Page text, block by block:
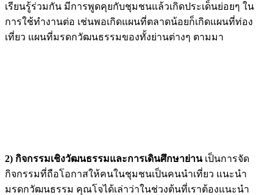
เรียนรู้ร่วมกัน มีการพูดคุยกับชุมชนแล้วเกิดประเด็นย่อยๆ ใน
การใช้ทำงานต่อ เช่นพอเกิดแผนที่ตลาดน้อยก็เกิดแผนที่ท่อง
เที่ยว แผนที่มรดกวัฒนธรรมของทั้งย่านต่างๆ ตามมา
2) กิจกรรมเชิงวัฒนธรรมและการเดินศึกษาย่านเป็นการจัด
กิจกรรมที่ถือโอกาสให้คนในชุมชนเป็นคนนำเที่ยว แนะนำ
มรดกวัฒนธรรม คุณโจได้เล่าว่าในช่วงต้นที่เราต้องแนะนำ